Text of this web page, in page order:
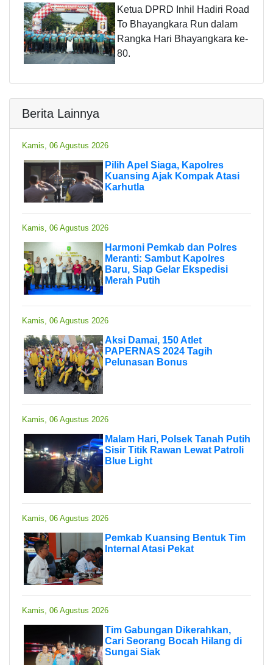
Ketua DPRD Inhil Hadiri Road
To Bhayangkara Run dalam
Rangka Hari Bhayangkara ke-
80.
Berita Lainnya
Kamis, 06 Agustus 2026
Pilih Apel Siaga, Kapolres
Kuansing Ajak Kompak Atasi
Karhutla
Kamis, 06 Agustus 2026
Harmoni Pemkab dan Polres
Meranti: Sambut Kapolres
Baru, Siap Gelar Ekspedisi
Merah Putih
Kamis, 06 Agustus 2026
Aksi Damai, 150 Atlet
PAPERNAS 2024 Tagih
Pelunasan Bonus
Kamis, 06 Agustus 2026
Malam Hari, Polsek Tanah Putih
Sisir Titik Rawan Lewat Patroli
Blue Light
Kamis, 06 Agustus 2026
Pemkab Kuansing Bentuk Tim
Internal Atasi Pekat
Kamis, 06 Agustus 2026
Tim Gabungan Dikerahkan,
Cari Seorang Bocah Hilang di
Sungai Siak